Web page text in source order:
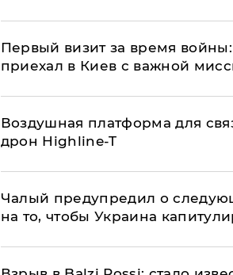
Первый визит за время
приехал в Киев с важной
Воздушная платформа для
дрон Highline-T
Чалый предупредил о
на то, чтобы Украина